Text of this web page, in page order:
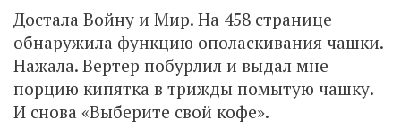
Достала Войну и Мир. На 458 странице
обнаружила функцию ополаскивания чашки.
Нажала. Вертер побурлил и выдал мне
порцию кипятка в трижды помытую чашку.
И снова «Выберите свой кофе».